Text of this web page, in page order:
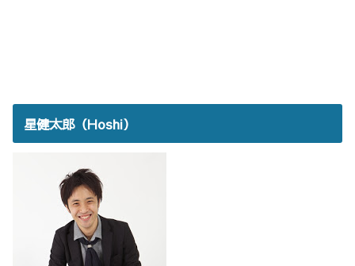
星健太郎（Hoshi）